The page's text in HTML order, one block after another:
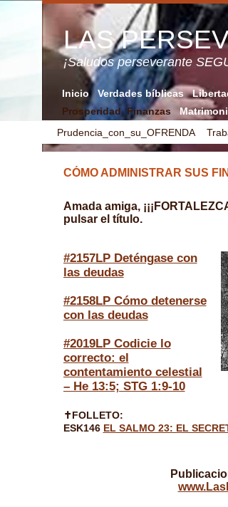
LAS
¡Saludos perseverante
Inicio Verdades bíblicas
Prosperidad_Finanzas
Prudencia_con_su_OFRENDA
CÓMO ADMINISTRAR SUS
Amada amiga,
pulsar el título.
#2157LP Deténgase con
las deudas
#2158LP Cómo detenerse
con las deudas
#2019LP Codicie lo
correcto: el
contentamiento celestial
– He 13:5; STG 1:9-10
✝FOLLETO:
ESK146 EL SALMO 23: EL